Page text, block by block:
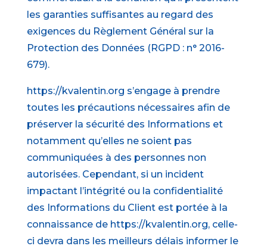
les garanties suffisantes au regard des
exigences du Règlement Général sur la
Protection des Données (RGPD : n° 2016-
679).
https://kvalentin.org s’engage à prendre
toutes les précautions nécessaires afin de
préserver la sécurité des Informations et
notamment qu’elles ne soient pas
communiquées à des personnes non
autorisées. Cependant, si un incident
impactant l’intégrité ou la confidentialité
des Informations du Client est portée à la
connaissance de https://kvalentin.org, celle-
ci devra dans les meilleurs délais informer le